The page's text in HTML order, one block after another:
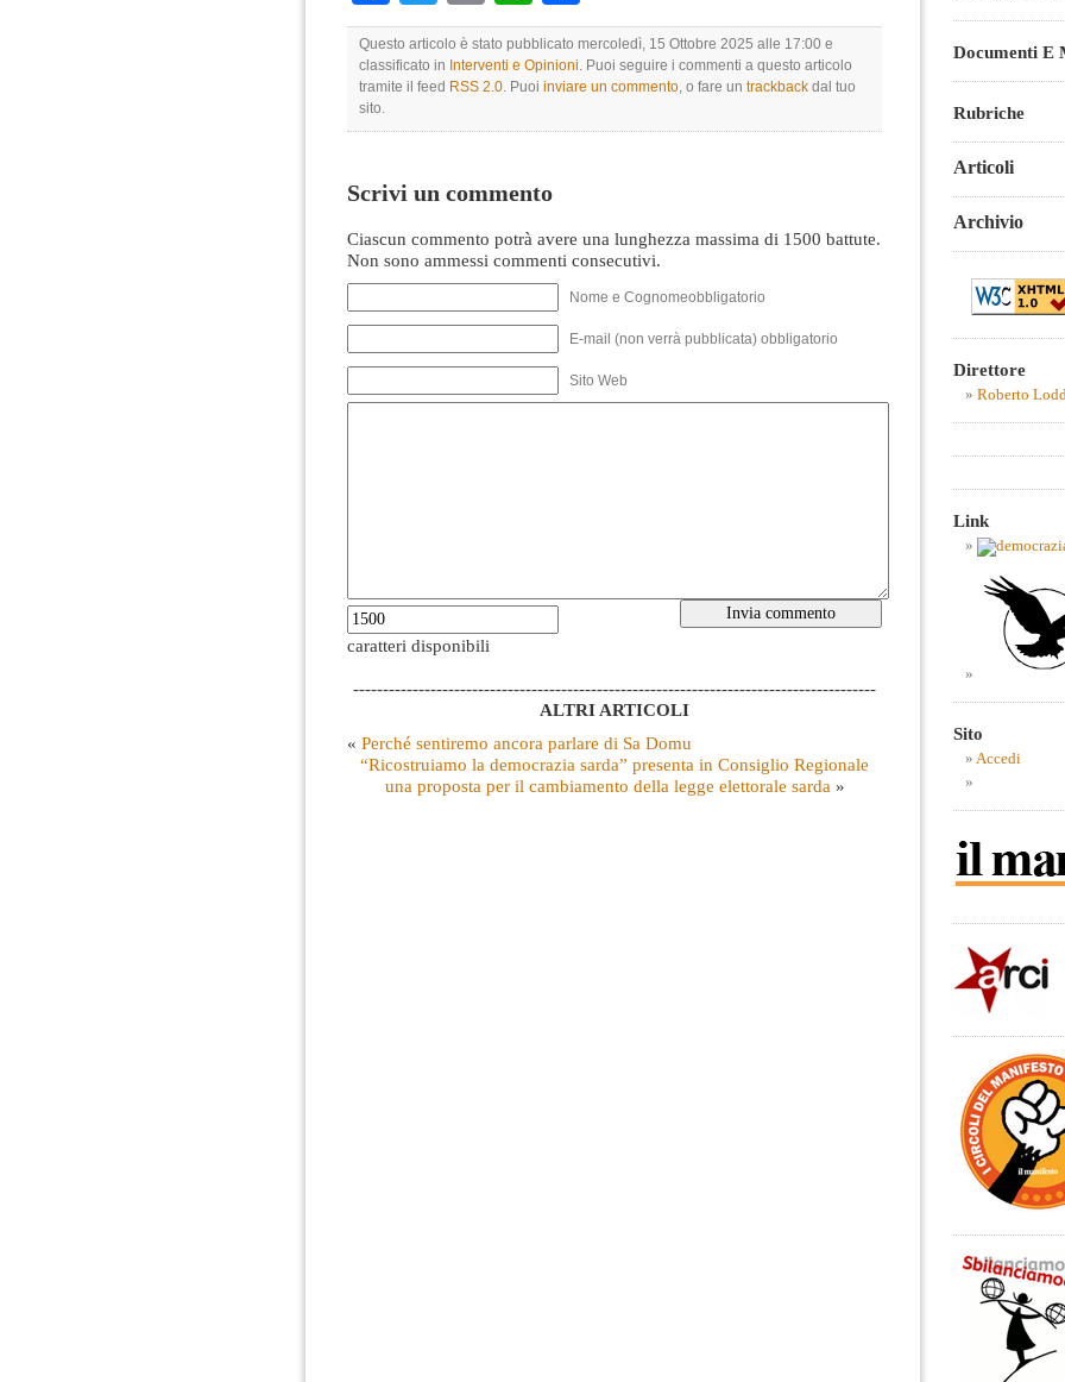
Questo articolo è stato pubblicato mercoledì, 15 Ottobre 2025 alle 17:00 e
classificato in Interventi e Opinioni. Puoi seguire i commenti a questo articolo
tramite il feed RSS 2.0. Puoi inviare un commento, o fare un trackback dal tuo
sito.
Scrivi un commento
Ciascun commento potrà avere una lunghezza massima di 1500 battute.
Non sono ammessi commenti consecutivi.
Nome e Cognomeobbligatorio
E-mail (non verrà pubblicata) obbligatorio
Sito Web
caratteri disponibili
----------------------------------------------------------------------------------------
ALTRI ARTICOLI
« Perché sentiremo ancora parlare di Sa Domu
“Ricostruiamo la democrazia sarda” presenta in Consiglio Regionale
una proposta per il cambiamento della legge elettorale sarda »
Documenti E
Rubriche
Articoli
Archivio
Direttore
Roberto
Link
Sito
Accedi